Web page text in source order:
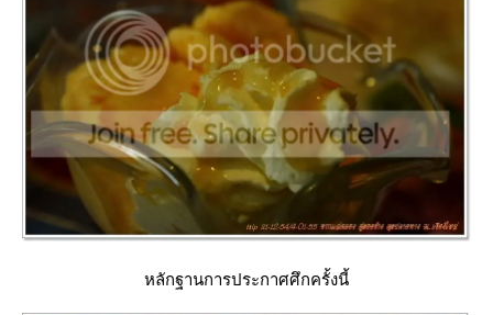
หลักฐานการประกาศศึกครั้งนี้